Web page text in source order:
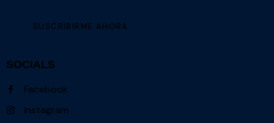
SOCIALS
Facebook
Instagram